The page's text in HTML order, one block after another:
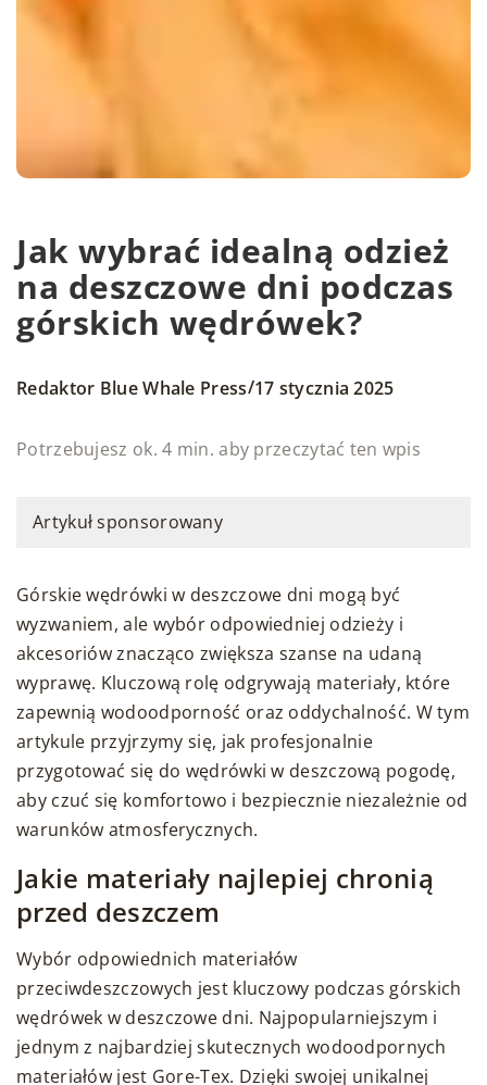
Jak wybrać idealną odzież
na deszczowe dni podczas
górskich wędrówek?
Redaktor Blue Whale Press/17 stycznia 2025
Potrzebujesz ok. 4 min. aby przeczytać ten wpis
Artykuł sponsorowany
Górskie wędrówki w deszczowe dni mogą być
wyzwaniem, ale wybór odpowiedniej odzieży i
akcesoriów znacząco zwiększa szanse na udaną
wyprawę. Kluczową rolę odgrywają materiały, które
zapewnią wodoodporność oraz oddychalność. W tym
artykule przyjrzymy się, jak profesjonalnie
przygotować się do wędrówki w deszczową pogodę,
aby czuć się komfortowo i bezpiecznie niezależnie od
warunków atmosferycznych.
Jakie materiały najlepiej chronią
przed deszczem
Wybór odpowiednich materiałów
przeciwdeszczowych jest kluczowy podczas górskich
wędrówek w deszczowe dni. Najpopularniejszym i
jednym z najbardziej skutecznych wodoodpornych
materiałów jest Gore-Tex. Dzięki swojej unikalnej